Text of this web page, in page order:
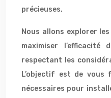
précieuses.
Nous allons explorer
maximiser
respectant les
L’objectif est de vous
nécessaires pour